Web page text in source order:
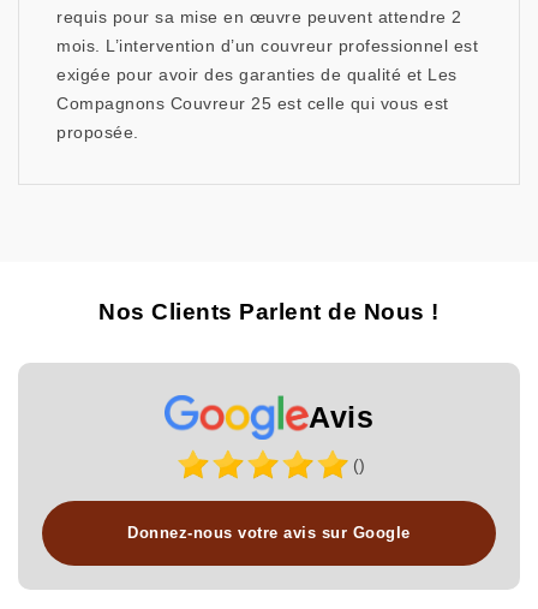
requis pour sa mise en œuvre peuvent attendre 2
mois. L’intervention d’un couvreur professionnel est
exigée pour avoir des garanties de qualité et Les
Compagnons Couvreur 25 est celle qui vous est
proposée.
Nos Clients Parlent de Nous !
Avis
()
Donnez-nous votre avis sur Google